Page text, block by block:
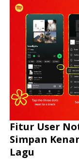
Fitur User
Simpan
Lagu